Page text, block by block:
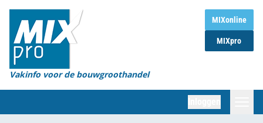
MIXonline
MIXpro
Vakinfo voor de bouwgroothandel
Home
Magazines
Organisaties